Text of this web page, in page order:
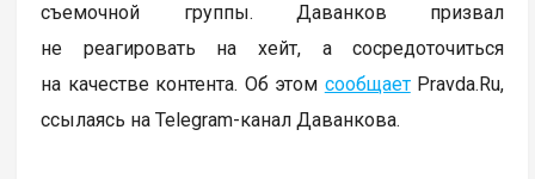
съемочной группы. Даванков призвал
не реагировать на хейт, а сосредоточиться
на качестве контента. Об этом сообщаетPravda.Ru,
ссылаясь на Telegram-канал Даванкова.